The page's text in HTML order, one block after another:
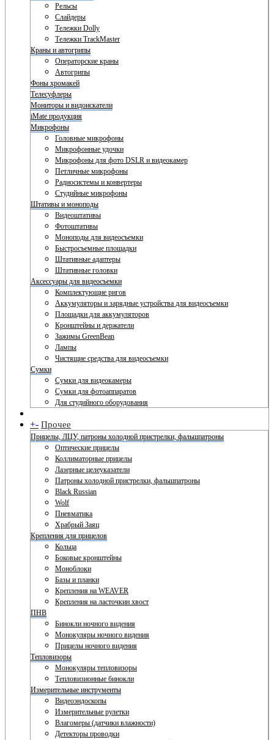
Рельсы
Слайдеры
Тележки Dolly
Тележки TrackMaster
Краны и автогрипы
Операторские краны
Автогрипы
Фоны хромакей
Телесуфлеры
Мониторы и видоискатели
iMate продукция
Микрофоны
Головные микрофоны
Микрофонные удочки
Микрофоны для фото DSLR и видеокамер
Петличные микрофоны
Радиосистемы и конвертеры
Студийные микрофоны
Штативы и моноподы
Видеоштативы
Фотоштативы
Моноподы для видеосъемки
Быстросъемные площадки
Штативные адаптеры
Штативные головки
Аксессуары для видеосъемки
Комплектующие ригов
Аккумуляторы и зарядные устройства для видеосъемки
Площадки для аккумуляторов
Кронштейны и держатели
Зажимы GreenBean
Лампы
Чистящие средства для видеосъемки
Сумки
Сумки для видеокамеры
Сумки для фотоаппаратов
Для студийного оборудования
+- Прочее
Прицелы, ЛЦУ, патроны холодной пристрелки, фальшпатроны
Оптические прицелы
Коллиматорные прицелы
Лазерные целеуказатели
Патроны холодной пристрелки, фальшпатроны
Black Russian
Wolf
Пневматика
Храбрый Заяц
Крепления для прицелов
Кольца
Боковые кронштейны
Моноблоки
Базы и планки
Крепления на WEAVER
Крепления на ласточкин хвост
ПНВ
Бинокли ночного видения
Монокуляры ночного видения
Прицелы ночного видения
Тепловизоры
Монокуляры тепловизоры
Тепловизионные бинокли
Измерительные инструменты
Видеоэндоскопы
Измерительные рулетки
Влагомеры (датчики влажности)
Детекторы проводки